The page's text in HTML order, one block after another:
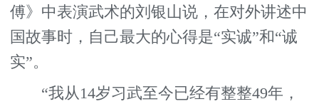
傅》中表演武术的刘银山说，在对外讲述中
国故事时，自己最大的心得是“实诚”和“诚
实”。
“我从14岁习武至今已经有整整49年，